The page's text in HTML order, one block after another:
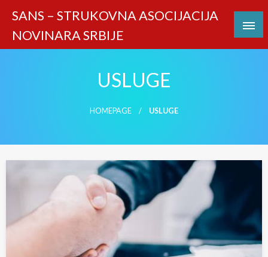
content
SANS – STRUKOVNA ASOCIJACIJA
NOVINARA SRBIJE
USLUGE
HOMEPAGE USLUGE